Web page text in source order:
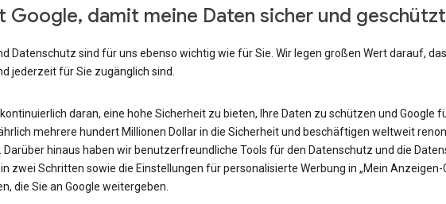
Google, damit meine Daten sicher und
Datenschutz sind für uns ebenso wichtig wie für Sie. Wir legen großen Wert darauf,
jederzeit für Sie zugänglich sind.
daran, eine hohe Sicherheit zu bieten, Ihre Daten zu schützen und
mehrere hundert Millionen Dollar in die Sicherheit und beschäftigen weltweit
Darüber hinaus haben wir benutzerfreundliche Tools für den Datenschutz und die
zwei Schritten sowie die Einstellungen für personalisierte Werbung in „Mein Anzeigen-
die Sie an Google weitergeben.